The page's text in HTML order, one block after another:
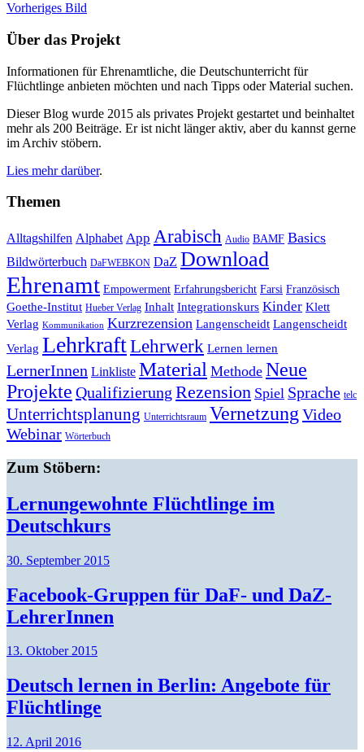
Vorheriges Bild
Über das Projekt
Informationen für Ehrenamtliche, die Deutschunterricht für
Flüchtlinge anbieten möchten und nach Tipps oder Material suchen.
Dieser Blog wurde 2015 als privates Projekt gestartet und beinhaltet
mehr als 200 Beiträge. Er ist nicht länger aktiv, aber du kannst gerne
im Archiv stöbern.
Lies mehr darüber.
Themen
Alltagshilfen Alphabet App Arabisch Audio BAMF Basics
Bildwörterbuch DaFWEBKON DaZ Download
Ehrenamt Empowerment Erfahrungsbericht Farsi Französisch
Goethe-Institut Hueber Verlag Inhalt Integrationskurs Kinder Klett
Verlag Kommunikation Kurzrezension Langenscheidt Langenscheidt
Verlag LehrkraftLehrwerk Lernen lernen
LernerInnen Linkliste Material Methode Neue
Projekte Qualifizierung Rezension Spiel Sprache telc
Unterrichtsplanung Unterrichtsraum Vernetzung Video
Webinar Wörterbuch
Zum Stöbern:
Lernungewohnte Flüchtlinge im
Deutschkurs
30. September 2015
Facebook-Gruppen für DaF- und DaZ-
LehrerInnen
13. Oktober 2015
Deutsch lernen in Berlin: Angebote für
Flüchtlinge
12. April 2016